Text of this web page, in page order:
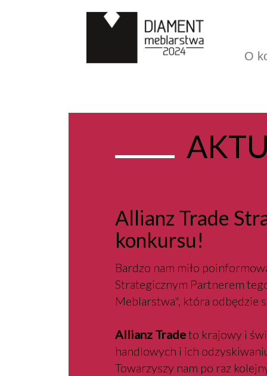
O
Allianz Trade
konkursu!
Bardzo nam miło
Strategicznym Partnerem
Meblarstwa", która odbędzie
Allianz Tradeto krajowy i
handlowych i ich
Towarzyszy nam po raz